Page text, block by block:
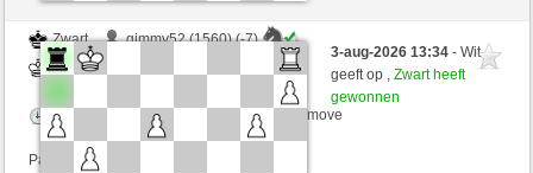
Zwart
gimmy52 (1560) (-7)
Wit
Speelduur: 5 minutes/side + 0 seconds/move
Partij telt mee voor de ranglijst
3-aug-2026 13:34- Wit
geeft op ,Zwart heeft
gewonnen